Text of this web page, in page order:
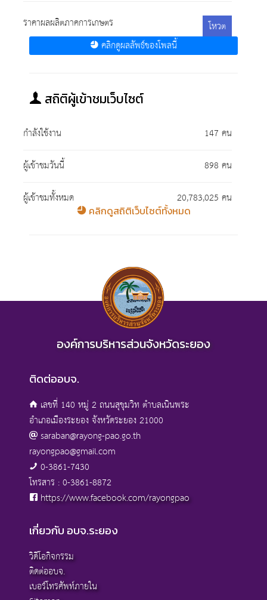
ราคาผลผลิตภาคการเกษตร
โหวต
คลิกดูผลลัพธ์ของโพลนี้
สถิติผู้เข้าชมเว็บไซต์
กำลังใช้งาน
147 คน
ผู้เข้าชมวันนี้
898 คน
ผู้เข้าชมทั้งหมด
20,783,025 คน
คลิกดูสถิติเว็บไซต์ทั้งหมด
องค์การบริหารส่วนจังหวัดระยอง
ติดต่ออบจ.
เลขที่ 140 หมู่ 2 ถนนสุขุมวิท ตำบลเนินพระ
อำเภอเมืองระยอง จังหวัดระยอง 21000
saraban@rayong-pao.go.th
rayongpao@gmail.com
0-3861-7430
โทรสาร : 0-3861-8872
https://www.facebook.com/rayongpao
เกี่ยวกับ อบจ.ระยอง
วิดีโอกิจกรรม
ติดต่ออบจ.
เบอร์โทรศัพท์ภายใน